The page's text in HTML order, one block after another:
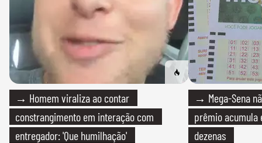
→ Homem viraliza ao contar
constrangimento em interação com
entregador: 'Que humilhação'
→ Mega-Sena
prêmio acumula
dezenas